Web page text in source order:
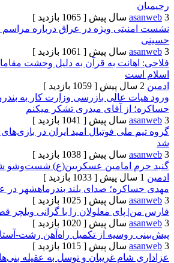
[ 1065 بازدید ]
ویژه در عراق درباره مراسم عاشورا و
[ 1061 بازدید ]
به قرآن‌ به دلیل وحشت مقامات غربی
[ 1059 بازدید ]
عالی بازرسی وزارت کار به بندرماهشهر/
آقای میدری تشکر میکنم
[ 1041 بازدید ]
فوتبال امید ایران در بازی‌های آسیایی
[ 1038 بازدید ]
امامین عسکریین(ع) شست‌وشو شد+فیلم
[ 1033 بازدید ]
صدای بلند بندرماهشهر در عصر
[ 1025 بازدید ]
معلولان را با گرانی ویلچر قطع نکنید
[ 1020 بازدید ]
از تکمیل راه‌آهن رشت-آستارا تا سال ‌۲۰۲۸
[ 1015 بازدید ]
غریبان و توسل به عقیله بنی‌هاشم(س)